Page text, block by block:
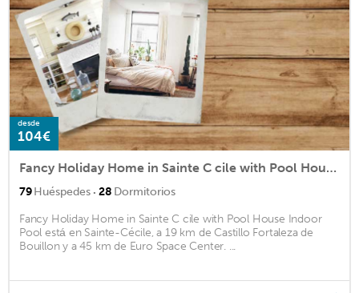
desde
104€
Fancy Holiday Home in Sainte C cile with Pool House Indoor Pool
79Huéspedes · 28 Dormitorios
Fancy Holiday Home in Sainte C cile with Pool House Indoor
Pool está en Sainte-Cécile, a 19 km de Castillo Fortaleza de
Bouillon y a 45 km de Euro Space Center. ...